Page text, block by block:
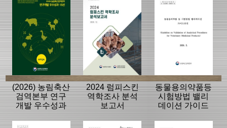
(2026) 농림축산
검역본부 연구
개발 우수성과
2024 럼피스킨
역학조사 분석
보고서
동물용의약품등
시험방법 밸리
데이션 가이드